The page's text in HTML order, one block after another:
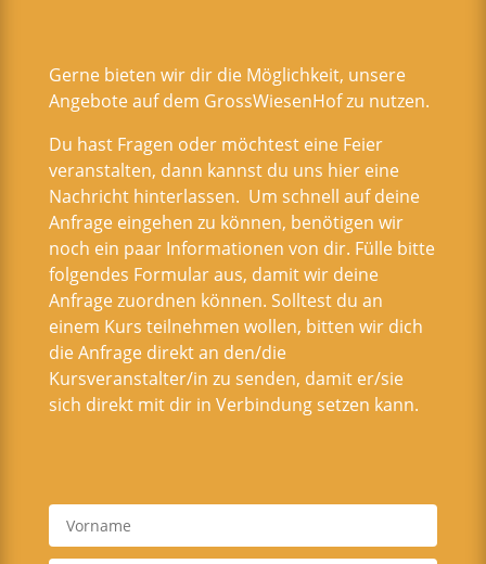
Gerne bieten wir dir die Möglichkeit, unsere
Angebote auf dem GrossWiesenHof zu nutzen.
Du hast Fragen oder möchtest eine Feier
veranstalten, dann kannst du uns hier eine
Nachricht hinterlassen. Um schnell auf deine
Anfrage eingehen zu können, benötigen wir
noch ein paar Informationen von dir. Fülle bitte
folgendes Formular aus, damit wir deine
Anfrage zuordnen können. Solltest du an
einem Kurs teilnehmen wollen, bitten wir dich
die Anfrage direkt an den/die
Kursveranstalter/in zu senden, damit er/sie
sich direkt mit dir in Verbindung setzen kann.